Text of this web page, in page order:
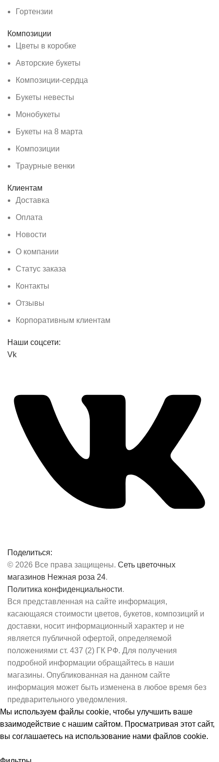
Гортензии
Композиции
Цветы в коробке
Авторские букеты
Композиции-сердца
Букеты невесты
Монобукеты
Букеты на 8 марта
Композиции
Траурные венки
Клиентам
Доставка
Оплата
Новости
О компании
Статус заказа
Контакты
Отзывы
Корпоративным клиентам
Наши соцсети:
Vk
Поделиться:
© 2026 Все права защищены. Сеть цветочных
магазинов Нежная роза 24.
Политика конфиденциальности.
Вся представленная на сайте информация,
касающаяся стоимости цветов, букетов, композиций и
доставки, носит информационный характер и не
является публичной офертой, определяемой
положениями ст. 437 (2) ГК РФ. Для получения
подробной информации обращайтесь в наши
магазины. Опубликованная на данном сайте
информация может быть изменена в любое время без
предварительного уведомления.
Мы используем файлы cookie, чтобы улучшить ваше
взаимодействие с нашим сайтом. Просматривая этот сайт,
вы соглашаетесь на использование нами файлов cookie.